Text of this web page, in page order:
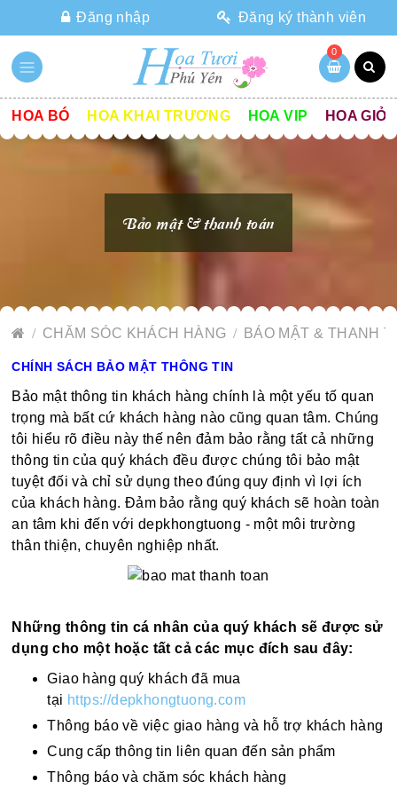
Đăng nhập Đăng ký thành viên
0
HOA BÓ HOA KHAI TRƯƠNG HOA VIP HOA GIỎ
Bảo mật & thanh toán
CHĂM SÓC KHÁCH HÀNG BẢO MẬT & THANH
CHÍNH SÁCH BẢO MẬT THÔNG TIN
Bảo mật thông tin khách hàng chính là một yếu tố quan
trọng mà bất cứ khách hàng nào cũng quan tâm. Chúng
tôi hiểu rõ điều này thế nên đảm bảo rằng tất cả những
thông tin của quý khách đều được chúng tôi bảo mật
tuyệt đối và chỉ sử dụng theo đúng quy định vì lợi ích
của khách hàng. Đảm bảo rằng quý khách sẽ hoàn toàn
an tâm khi đến với depkhongtuong - một môi trường
thân thiện, chuyên nghiệp nhất.
Những thông tin cá nhân của quý khách sẽ được sử
dụng cho một hoặc tất cả các mục đích sau đây:
Giao hàng quý khách đã mua
tại https://depkhongtuong.com
Thông báo về việc giao hàng và hỗ trợ khách hàng
Cung cấp thông tin liên quan đến sản phẩm
Thông báo và chăm sóc khách hàng